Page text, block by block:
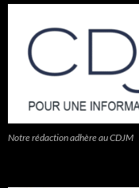
Notre rédaction adhère au CDJM